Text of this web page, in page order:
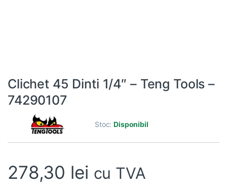
Clichet 45 Dinti 1/4″ – Teng Tools –
74290107
Stoc:Disponibil
278,30 lei cu TVA